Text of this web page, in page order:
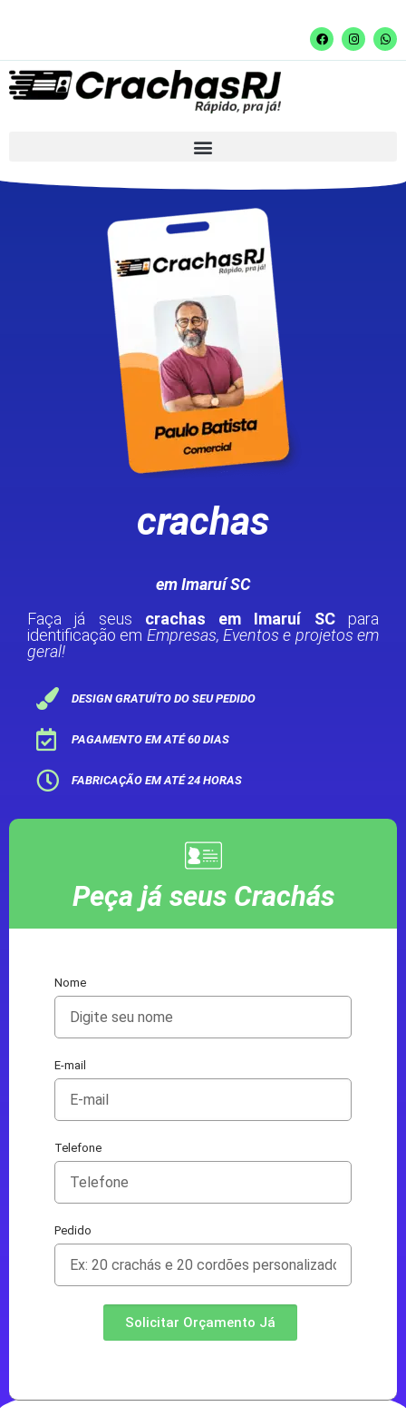
crachas
em Imaruí SC
Faça já seus crachas em Imaruí SCpara
identificação em Empresas, Eventos e projetos em
geral!
DESIGN GRATUÍTO DO SEU PEDIDO
PAGAMENTO EM ATÉ 60 DIAS
FABRICAÇÃO EM ATÉ 24 HORAS
Peça já seus Crachás
Nome
E-mail
Telefone
Pedido
Solicitar Orçamento Já